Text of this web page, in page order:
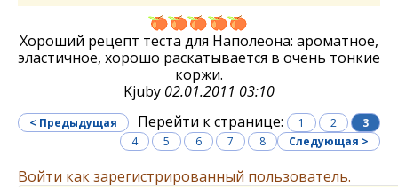
Хороший рецепт теста для Наполеона: ароматное,
эластичное, хорошо раскатывается в очень тонкие
коржи.
Kjuby 02.01.2011 03:10
Перейти к странице:
< Предыдущая 1 2
3
4
5 6 7 8 Следующая >
Войти как зарегистрированный пользователь.